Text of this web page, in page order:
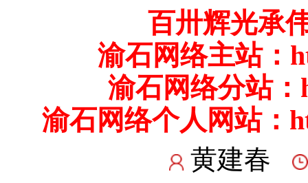
百卅辉光承
渝石网络主站：
渝石网络分站：
渝石网络个人网站：
黄建春